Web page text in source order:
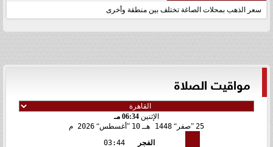
سعر الذهب بمحلات الصاغة تختلف بين منطقة وأخرى
مواقيت الصلاة
الإثنين 06:34 مـ
25 صفر 1448 هـ 10 أغسطس 2026 م
الفجر
03:44